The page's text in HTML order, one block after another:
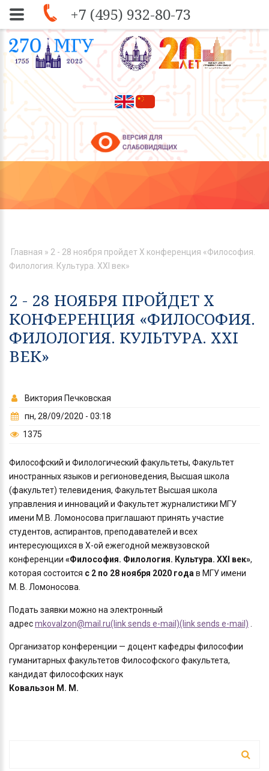
Skip to navigation
Перейти к основному содержанию
ВЫ ЗДЕСЬ
Главная » 2 - 28 ноября пройдет X конференция «Философия.
Филология. Культура. ХХI век»
2 - 28 НОЯБРЯ ПРОЙДЕТ X
КОНФЕРЕНЦИЯ «ФИЛОСОФИЯ.
ФИЛОЛОГИЯ. КУЛЬТУРА. ХХI
ВЕК»
Виктория Печковская
пн, 28/09/2020 - 03:18
1375
Философский и Филологический факультеты, Факультет
иностранных языков и регионоведения, Высшая школа
(факультет) телевидения, Факультет Высшая школа
управления и инноваций и Факультет журналистики МГУ
имени М.В. Ломоносова приглашают принять участие
студентов, аспирантов, преподавателей и всех
интересующихся в Х-ой ежегодной межвузовской
конференции «Философия. Филология. Культура. ХХI век»,
которая состоится с 2 по 28 ноября 2020 года в МГУ имени
М. В. Ломоносова.
Подать заявки можно на электронный
адресmkovalzon@mail.ru(link sends e-mail)(link sends e-mail)
Организатор конференции — доцент кафедры философии
гуманитарных факультетов Философского факультета,
кандидат философских наук
Ковальзон М. М.
+7 (495) 932-80-73